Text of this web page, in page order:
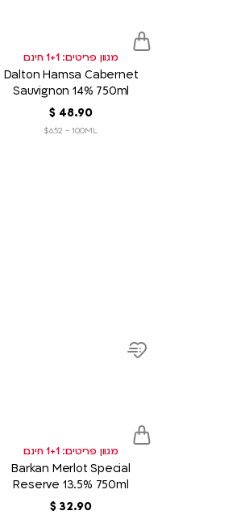
מגוון פריטים: 1+1 חינם
Dalton Hamsa Cabernet
Sauvignon 14% 750ml
48.90
$
$6.52 - 100ML
Add
מגוון פריטים: 1+1 חינם
Barkan Merlot Special
Reserve 13.5% 750ml
32.90
‏
$